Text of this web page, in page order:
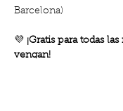
Barcelona)
💜 ¡Gratis para todas
vengan!